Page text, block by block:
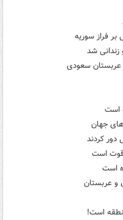
بر فراز سوریه
شد
عربستان سعودی
است
جهان
دور کردند
قوت است
است
و عربستان
است!